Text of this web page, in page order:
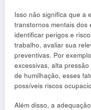
Isso não significa que a
transtornos mentais dos
identificar perigos e
trabalho, avaliar sua
preventivas. Por
excessivas, alta
de humilhação, esses
possíveis riscos
Além disso, a